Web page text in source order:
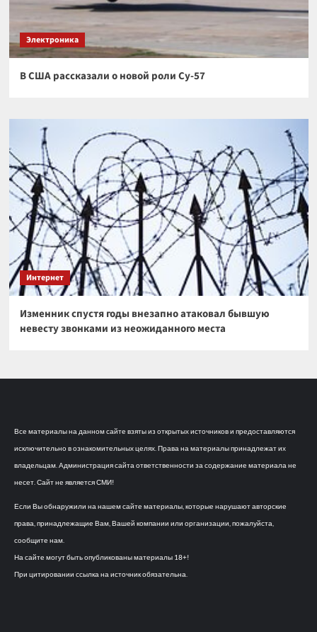
Электроника
В США рассказали о новой роли Су-57
Интернет
Изменник спустя годы внезапно атаковал бывшую
невесту звонками из неожиданного места
Все материалы на данном сайте взяты из открытых источников и предоставляются
исключительно в ознакомительных целях. Права на материалы принадлежат их
владельцам. Администрация сайта ответственности за содержание материала не
несет. Сайт не является СМИ!
Если Вы обнаружили на нашем сайте материалы, которые нарушают авторские
права, принадлежащие Вам, Вашей компании или организации, пожалуйста,
сообщите нам.
На сайте могут быть опубликованы материалы 18+!
При цитировании ссылка на источник обязательна.